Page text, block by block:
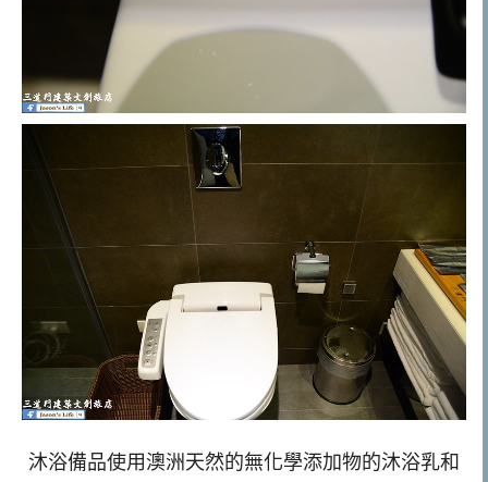
沐浴備品使用澳洲天然的無化學添加物的沐浴乳和